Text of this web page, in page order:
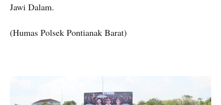
Jawi Dalam.
(Humas Polsek Pontianak Barat)